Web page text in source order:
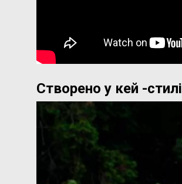
Створено у кей -стилі